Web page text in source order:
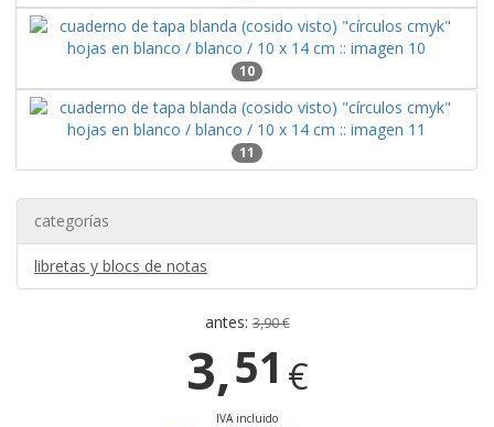
10
11
categorías
libretas y blocs de notas
antes:3,90 €
3,51 €
IVA incluido